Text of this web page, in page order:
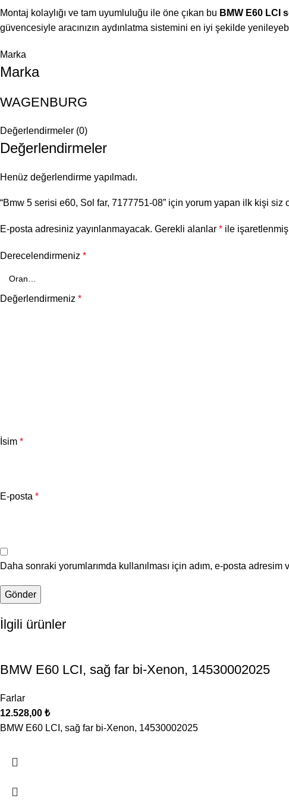
Montaj kolaylığı ve tam uyumluluğu ile öne çıkan bu BMW E60 LCI
güvencesiyle aracınızın aydınlatma sistemini en iyi şekilde
Marka
Marka
WAGENBURG
Değerlendirmeler (0)
Değerlendirmeler
Henüz değerlendirme yapılmadı.
“Bmw 5 serisi e60, Sol far, 7177751-08” için yorum yapan ilk kişi siz
E-posta adresiniz yayınlanmayacak. Gerekli alanlar * ile
Derecelendirmeniz *
Değerlendirmeniz *
İsim *
E-posta *
Daha sonraki yorumlarımda kullanılması için adım, e-posta adresim
İlgili ürünler
BMW E60 LCI, sağ far bi-Xenon, 14530002025
Farlar
12.528,00 ₺
BMW E60 LCI, sağ far bi-Xenon, 14530002025